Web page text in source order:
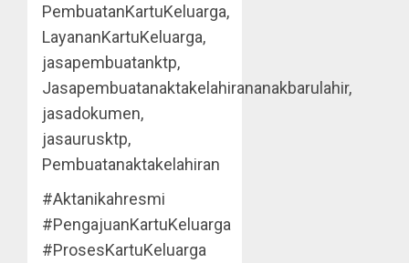
PembuatanKartuKeluarga,
LayananKartuKeluarga,
jasapembuatanktp,
Jasapembuatanaktakelahirananakbarulahir,
jasadokumen,
jasaurusktp,
Pembuatanaktakelahiran
#Aktanikahresmi
#PengajuanKartuKeluarga
#ProsesKartuKeluarga